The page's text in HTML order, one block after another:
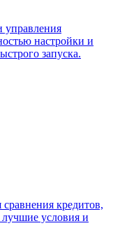
управления
настройки и
запуска.
кредитов,
условия и